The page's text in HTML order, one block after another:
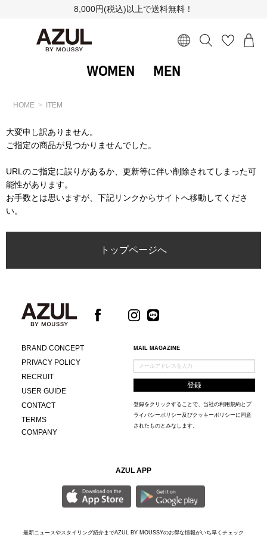
8,000円(税込)以上で送料無料！
WOMEN MEN
HOME ITEM
大変申し訳ありません。
ご指定の商品が見つかりませんでした。
URLのご指定に誤りがあるか、更新等に伴い削除されてしまった可
能性があります。
お手数とは思いますが、下記リンクからサイトへ移動してくださ
い。
トップページへ
BRAND CONCEPT
PRIVACY POLICY
RECRUIT
USER GUIDE
CONTACT
TERMS
COMPANY
MAIL MAGAZINE
登録をクリックすることで、当社の利用規約とプ
ライバシーポリシー及びクッキーポリシーに同意
されたものとみなします。
AZUL APP
最新ニュースやスタイリング紹介までAZUL BY MOUSSYのお得な情報がいち早くチェック